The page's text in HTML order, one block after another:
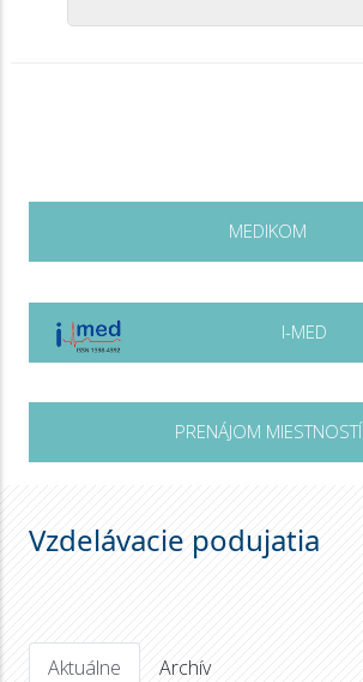
MEDIKOM
I-MED
PRENÁJOM MIESTNOSTÍ
Vzdelávacie podujatia
Aktuálne Archív